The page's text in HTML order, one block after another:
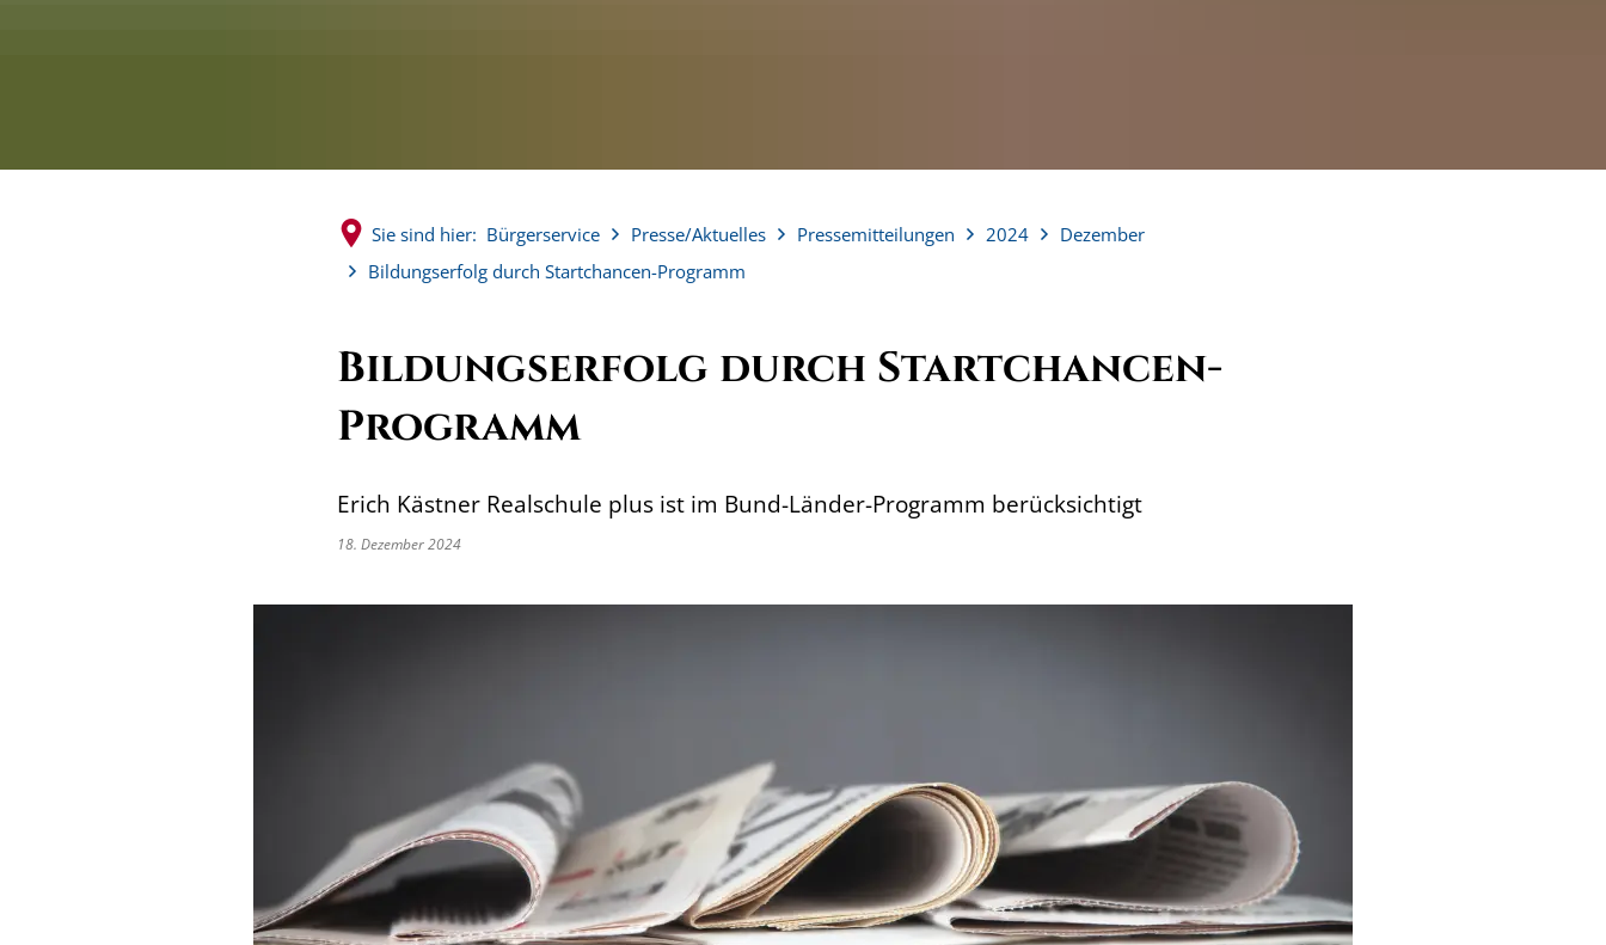
Sie sind hier: Bürgerservice Presse/Aktuelles Pressemitteilungen 2024
Dezember
Bildungserfolg durch Startchancen-Programm
Bildungserfolg durch Startchancen-
Programm
Erich Kästner Realschule plus ist im Bund-Länder-Programm berücksichtigt
18. Dezember 2024